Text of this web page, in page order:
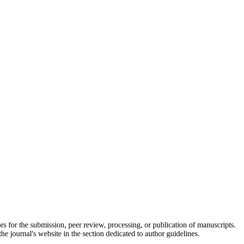
for the submission, peer review, processing, or publication of manuscripts.
journal's website in the section dedicated to author guidelines.